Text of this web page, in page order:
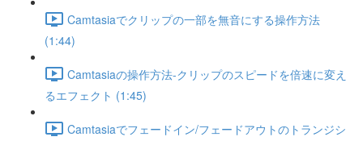
Camtasiaでクリップの一部を無音にする操作方法
(1:44)
Camtasiaの操作方法-クリップのスピードを倍速に変え
るエフェクト (1:45)
Camtasiaでフェードイン/フェードアウトのトランジシ